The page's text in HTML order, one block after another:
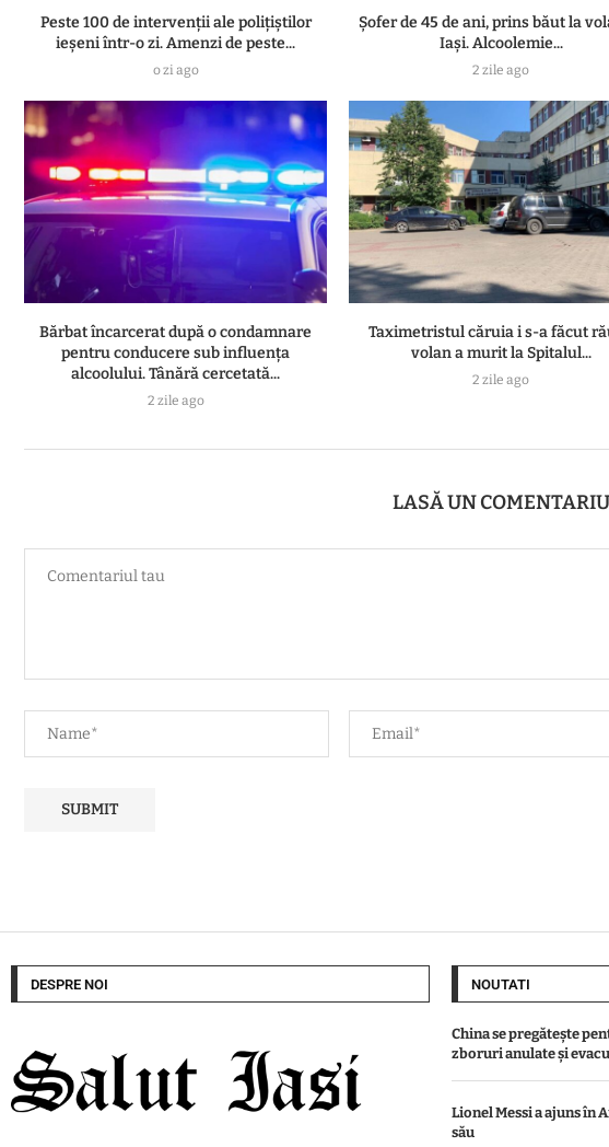
Peste 100 de intervenții ale polițiștilor
ieșeni într-o zi. Amenzi de peste...
o zi ago
Șofer de 45 de ani, prins băut la
Iași. Alcoolemie...
2 zile ago
Bărbat încarcerat după o condamnare
pentru conducere sub influența
alcoolului. Tânără cercetată...
2 zile ago
Taximetristul căruia i s-a făcut
volan a murit la Spitalul...
2 zile ago
LASĂ UN COMENTARIU
DESPRE NOI NOUTATI
China se pregătește
zboruri anulate și
Lionel Messi a ajuns
său